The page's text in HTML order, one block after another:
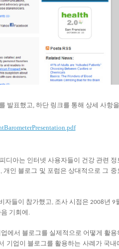
발표했고, 하단 링크를 통해 상세 사항
디아는 인터넷 사용자들이 건강 관련 정
, 개인 블로그 및 포럼은 상대적으로 그 중
자들이 참가했고 , 조사 시점은 2008년 9
기회에 .
에서 블로그를 실제적으로 어떻게 활용
기업이 블로그를 활용하는 사례가 국내